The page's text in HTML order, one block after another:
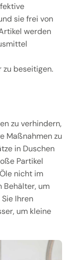
sie frei von
werden
beseitigen.
zu verhindern,
Maßnahmen zu
in Duschen
Partikel
nicht im
Behälter, um
Ihren
um kleine